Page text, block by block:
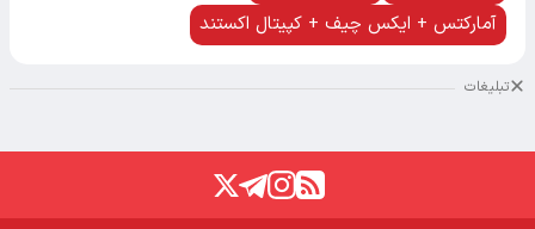
آمارکتس + ایکس چیف + کپیتال اکستند
تبلیغات